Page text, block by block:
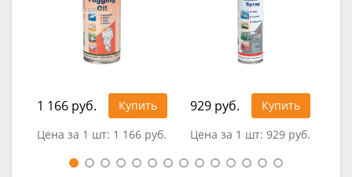
1 166 руб.
Купить
Цена за 1 шт: 1 166 руб.
929 руб.
Купить
Цена за 1 шт: 929 руб.